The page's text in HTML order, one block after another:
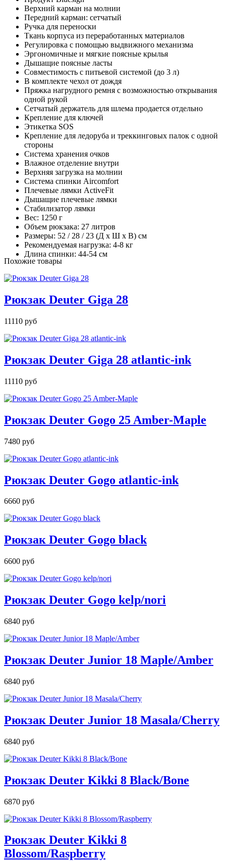
Верхний карман на молнии
Передний карман: сетчатый
Ручка для переноски
Ткань корпуса из переработанных материалов
Регулировка с помощью выдвижного механизма
Эргономичные и мягкие поясные крылья
Дышащие поясные ласты
Совместимость с питьевой системой (до 3 л)
В комплекте чехол от дождя
Пряжка нагрудного ремня с возможностью открывания
одной рукой
Сетчатый держатель для шлема продается отдельно
Крепление для ключей
Этикетка SOS
Крепление для ледоруба и треккинговых палок с одной
стороны
Система хранения очков
Влажное отделение внутри
Верхняя загрузка на молнии
Система спинки Aircomfort
Плечевые лямки ActiveFit
Дышащие плечевые лямки
Стабилизатор лямки
Вес: 1250 г
Объем рюкзака: 27 литров
Размеры: 52 / 28 / 23 (Д x Ш x В) см
Рекомендуемая нагрузка: 4-8 кг
Длина спинки: 44-54 см
Похожие товары
Рюкзак Deuter Giga 28
11110 руб
Рюкзак Deuter Giga 28 atlantic-ink
11110 руб
Рюкзак Deuter Gogo 25 Amber-Maple
7480 руб
Рюкзак Deuter Gogo atlantic-ink
6660 руб
Рюкзак Deuter Gogo black
6600 руб
Рюкзак Deuter Gogo kelp/nori
6840 руб
Рюкзак Deuter Junior 18 Maple/Amber
6840 руб
Рюкзак Deuter Junior 18 Masala/Cherry
6840 руб
Рюкзак Deuter Kikki 8 Black/Bone
6870 руб
Рюкзак Deuter Kikki 8
Blossom/Raspberry